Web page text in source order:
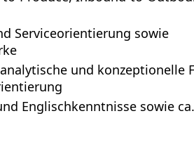
Serviceorientierung sowie
und konzeptionelle
Englischkenntnisse sowie